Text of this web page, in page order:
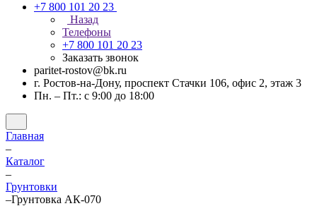
+7 800 101 20 23
Назад
Телефоны
+7 800 101 20 23
Заказать звонок
paritet-rostov@bk.ru
г. Ростов-на-Дону, проспект ​Стачки 106, ​офис 2, этаж 3
Пн. – Пт.: с 9:00 до 18:00
Главная
–
Каталог
–
Грунтовки
–Грунтовка АК-070